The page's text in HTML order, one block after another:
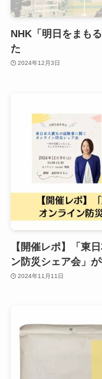
NHK「明日をまも
た
2024年12月3日
【開催レポ】「東
ン防災シェア会」
2024年11月11日